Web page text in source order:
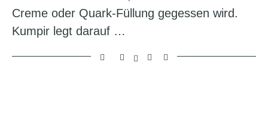
Creme oder Quark-Füllung gegessen wird.
Kumpir legt darauf …